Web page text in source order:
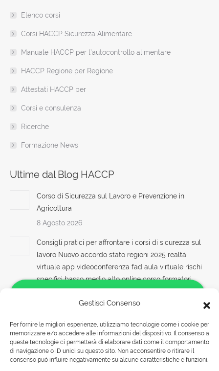
Gestisci Consenso
Per fornire le migliori esperienze, utilizziamo tecnologie come i cookie per
memorizzare e/o accedere alle informazioni del dispositivo. Il consenso a
queste tecnologie ci permetterà di elaborare dati come il comportamento
di navigazione o ID unici su questo sito. Non acconsentire o ritirare il
consenso può influire negativamente su alcune caratteristiche e funzioni.
new
window
new
window
new
windowwindowwindowwindow
new
Elenco corsi
Corsi HACCP Sicurezza Alimentare
Manuale HACCP per l’autocontrollo alimentare
HACCP Regione per Regione
Attestati HACCP per
Corsi e consulenza
Ricerche
Formazione News
Ultime dal Blog HACCP
Corso di Sicurezza sul Lavoro e Prevenzione in
Agricoltura
8 Agosto 2026
Consigli pratici per affrontare i corsi di sicurezza sul
lavoro Nuovo accordo stato regioni 2025 realtà
virtuale app videoconferenza fad aula virtuale rischi
specifici basso medio alto online corso formatori
basso medio alto lavoratori ddl dlspp associarsi
formazione ente scuola bilaterale associazione
8 Agosto 2026
Formazione aziendale sulla Sicurezza sul Lavoro:
Salve!
Come possiamo aiutarti?